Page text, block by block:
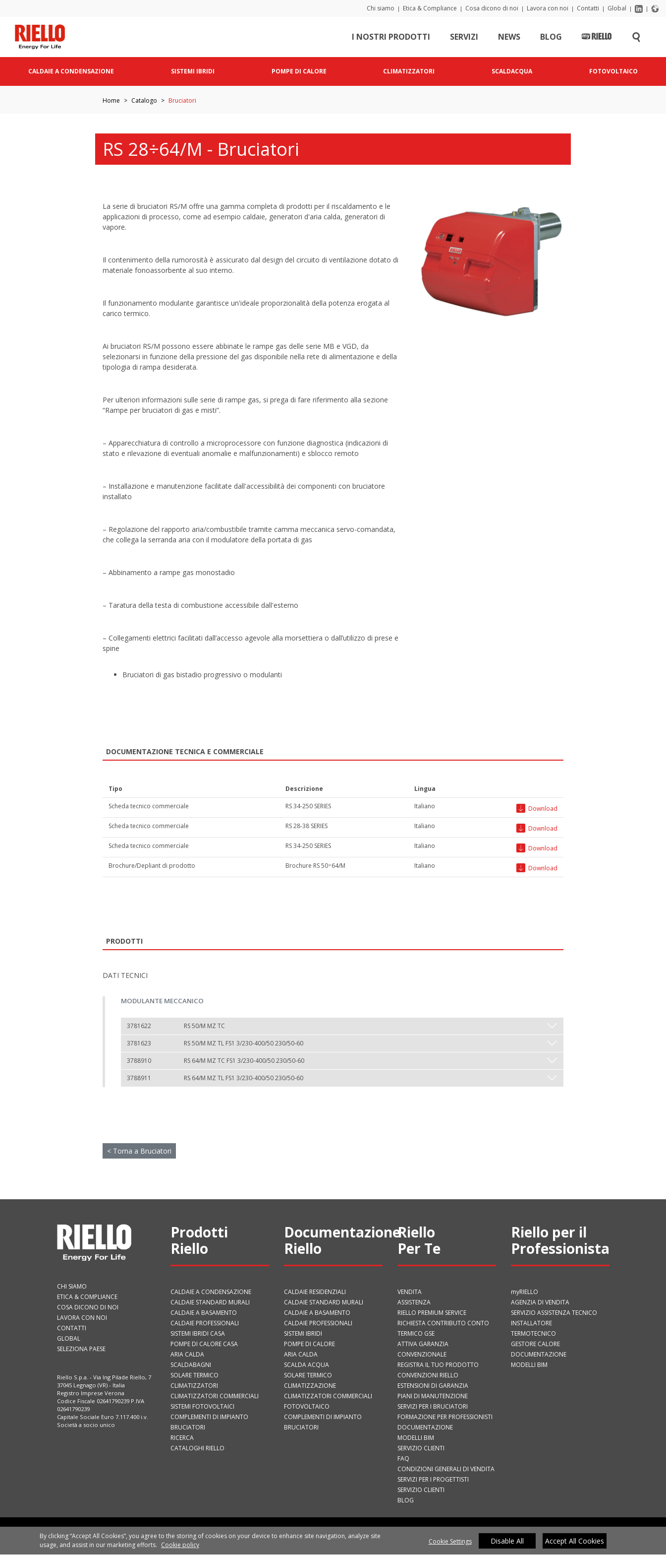
Chi siamo | Etica & Compliance | Cosa dicono di noi | Lavora con noi | Contatti | Global | |
I NOSTRI PRODOTTI SERVIZI NEWS BLOG
CALDAIE A CONDENSAZIONE SISTEMI IBRIDI POMPE DI CALORE CLIMATIZZATORI SCALDACQUA FOTOVOLTAICO
Home Catalogo Bruciatori
RS 28÷64/M - Bruciatori
La serie di bruciatori RS/M offre una gamma completa di prodotti per il riscaldamento e le
applicazioni di processo, come ad esempio caldaie, generatori d'aria calda, generatori di
vapore.
Il contenimento della rumorosità è assicurato dal design del circuito di ventilazione dotato di
materiale fonoassorbente al suo interno.
Il funzionamento modulante garantisce un'ideale proporzionalità della potenza erogata al
carico termico.
Ai bruciatori RS/M possono essere abbinate le rampe gas delle serie MB e VGD, da
selezionarsi in funzione della pressione del gas disponibile nella rete di alimentazione e della
tipologia di rampa desiderata.
Per ulteriori informazioni sulle serie di rampe gas, si prega di fare riferimento alla sezione
“Rampe per bruciatori di gas e misti”.
– Apparecchiatura di controllo a microprocessore con funzione diagnostica (indicazioni di
stato e rilevazione di eventuali anomalie e malfunzionamenti) e sblocco remoto
– Installazione e manutenzione facilitate dall'accessibilità dei componenti con bruciatore
installato
– Regolazione del rapporto aria/combustibile tramite camma meccanica servo-comandata,
che collega la serranda aria con il modulatore della portata di gas
– Abbinamento a rampe gas monostadio
– Taratura della testa di combustione accessibile dall'esterno
– Collegamenti elettrici facilitati dall’accesso agevole alla morsettiera o dall’utilizzo di prese e
spine
Bruciatori di gas bistadio progressivo o modulanti
DOCUMENTAZIONE TECNICA E COMMERCIALE
Tipo Descrizione Lingua
Scheda tecnico commerciale RS 34-250 SERIES Italiano Download
Scheda tecnico commerciale RS 28-38 SERIES Italiano Download
Scheda tecnico commerciale RS 34-250 SERIES Italiano Download
Brochure/Depliant di prodotto Brochure RS 50÷64/M Italiano Download
PRODOTTI
DATI TECNICI
MODULANTE MECCANICO
3781622 RS 50/M MZ TC
3781623 RS 50/M MZ TL FS1 3/230-400/50 230/50-60
3788910 RS 64/M MZ TC FS1 3/230-400/50 230/50-60
3788911 RS 64/M MZ TL FS1 3/230-400/50 230/50-60
< Torna a Bruciatori
CHI SIAMO
ETICA & COMPLIANCE
COSA DICONO DI NOI
LAVORA CON NOI
CONTATTI
GLOBAL
SELEZIONA PAESE
Riello S.p.a. - Via Ing Pilade Riello, 7
37045 Legnago (VR) - Italia
Registro Imprese Verona
Codice Fiscale 02641790239 P.IVA
02641790239
Capitale Sociale Euro 7.117.400 i.v.
Società a socio unico
Prodotti
Riello
CALDAIE A CONDENSAZIONE
CALDAIE STANDARD MURALI
CALDAIE A BASAMENTO
CALDAIE PROFESSIONALI
SISTEMI IBRIDI CASA
POMPE DI CALORE CASA
ARIA CALDA
SCALDABAGNI
SOLARE TERMICO
CLIMATIZZATORI
CLIMATIZZATORI COMMERCIALI
SISTEMI FOTOVOLTAICI
COMPLEMENTI DI IMPIANTO
BRUCIATORI
RICERCA
CATALOGHI RIELLO
Documentazione
Riello
CALDAIE RESIDENZIALI
CALDAIE STANDARD MURALI
CALDAIE A BASAMENTO
CALDAIE PROFESSIONALI
SISTEMI IBRIDI
POMPE DI CALORE
ARIA CALDA
SCALDA ACQUA
SOLARE TERMICO
CLIMATIZZAZIONE
CLIMATIZZATORI COMMERCIALI
FOTOVOLTAICO
COMPLEMENTI DI IMPIANTO
BRUCIATORI
Riello
Per Te
VENDITA
ASSISTENZA
RIELLO PREMIUM SERVICE
RICHIESTA CONTRIBUTO CONTO
TERMICO GSE
ATTIVA GARANZIA
CONVENZIONALE
REGISTRA IL TUO PRODOTTO
CONVENZIONI RIELLO
ESTENSIONI DI GARANZIA
PIANI DI MANUTENZIONE
SERVIZI PER I BRUCIATORI
FORMAZIONE PER PROFESSIONISTI
DOCUMENTAZIONE
MODELLI BIM
SERVIZIO CLIENTI
FAQ
CONDIZIONI GENERALI DI VENDITA
SERVIZI PER I PROGETTISTI
SERVIZIO CLIENTI
BLOG
Riello per il
Professionista
myRIELLO
AGENZIA DI VENDITA
SERVIZIO ASSISTENZA TECNICO
INSTALLATORE
TERMOTECNICO
GESTORE CALORE
DOCUMENTAZIONE
MODELLI BIM
RIELLO S.P.A.
SOCIETÀ SOGGETTA ALLA DIREZIONE E
AL COORDINAMENTO DI ARISTON
COMUNICATI STAMPA EU DATA ACT INFORMATIVA GENERALE SULLA PRIVACY PRIVACY POLICY COOKIE POLICY WHISTLEBLOWING
COOKIE
PREFERENCES
By clicking “Accept All Cookies”, you agree to the storing of cookies on your device to enhance site navigation, analyze site
usage, and assist in our marketing efforts. Cookie policy Cookie Settings Disable All Accept All Cookies